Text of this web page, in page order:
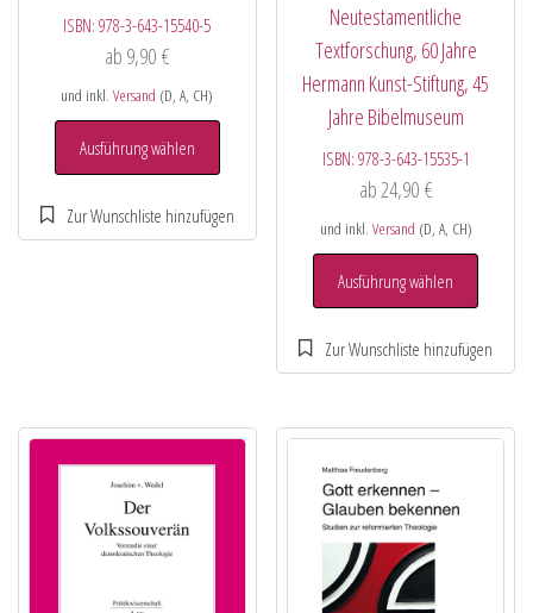
ISBN:978-3-643-15540-5
ab 9,90 €
und inkl.Versand (D, A, CH)
Ausführung wählen
Neutestamentliche
Textforschung, 60 Jahre
Hermann Kunst-Stiftung, 45
Jahre Bibelmuseum
ISBN: 978-3-643-15535-1
ab 24,90 €
und inkl. Versand (D, A, CH)
Ausführung wählen